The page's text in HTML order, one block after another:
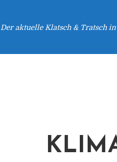
Der aktuelle Klatsch & Tratsch